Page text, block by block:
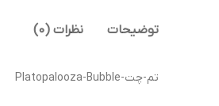
توضیحات نظرات (0)
تم-چت-Platopalooza-Bubble